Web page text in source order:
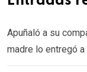
Apuñaló a su
madre lo entregó